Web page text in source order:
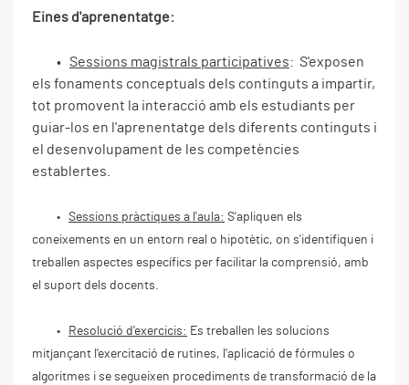
Eines d'aprenentatge:
• Sessions magistrals participatives: S'exposen
els fonaments conceptuals dels continguts a impartir,
tot promovent la interacció amb els estudiants per
guiar-los en l'aprenentatge dels diferents continguts i
el desenvolupament de les competències
establertes.
• Sessions pràctiques a l'aula: S'apliquen els
coneixements en un entorn real o hipotètic, on s'identifiquen i
treballen aspectes específics per facilitar la comprensió, amb
el suport dels docents.
• Resolució d'exercicis: Es treballen les solucions
mitjançant l'exercitació de rutines, l'aplicació de fórmules o
algoritmes i se segueixen procediments de transformació de la